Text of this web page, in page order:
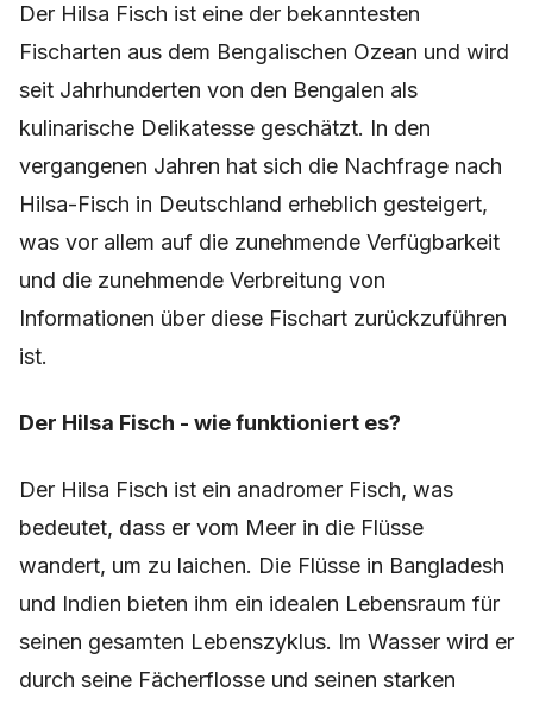
Der Hilsa Fisch ist eine der bekanntesten
Fischarten aus dem Bengalischen Ozean und wird
seit Jahrhunderten von den Bengalen als
kulinarische Delikatesse geschätzt. In den
vergangenen Jahren hat sich die Nachfrage nach
Hilsa-Fisch in Deutschland erheblich gesteigert,
was vor allem auf die zunehmende Verfügbarkeit
und die zunehmende Verbreitung von
Informationen über diese Fischart zurückzuführen
ist.
Der Hilsa Fisch - wie funktioniert es?
Der Hilsa Fisch ist ein anadromer Fisch, was
bedeutet, dass er vom Meer in die Flüsse
wandert, um zu laichen. Die Flüsse in Bangladesh
und Indien bieten ihm ein idealen Lebensraum für
seinen gesamten Lebenszyklus. Im Wasser wird er
durch seine Fächerflosse und seinen starken